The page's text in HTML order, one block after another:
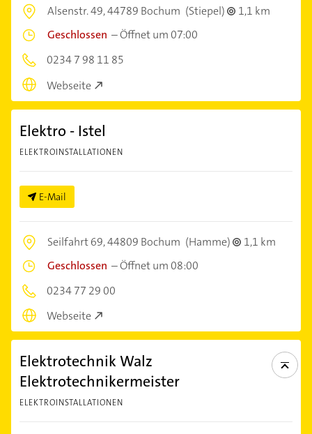
Alsenstr. 49,44789 Bochum (Stiepel)
1,1 km
Geschlossen –Öffnet um 07:00
0234 7 98 11 85
Webseite
Elektro - Istel
ELEKTROINSTALLATIONEN
E-Mail
Seilfahrt 69,44809 Bochum (Hamme)
1,1 km
Geschlossen –Öffnet um 08:00
0234 77 29 00
Webseite
Elektrotechnik Walz
Elektrotechnikermeister
ELEKTROINSTALLATIONEN